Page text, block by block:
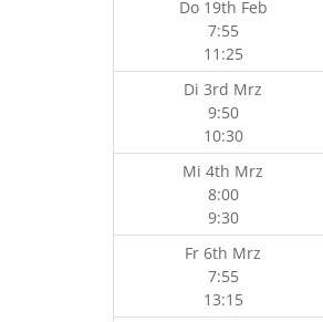
Do 19th Feb
7:55
11:25
Di 3rd Mrz
9:50
10:30
Mi 4th Mrz
8:00
9:30
Fr 6th Mrz
7:55
13:15